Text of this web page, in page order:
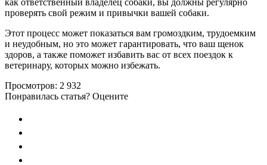
как ответственный владелец собаки, вы должны регулярно
проверять свой режим и привычки вашей собаки.
Этот процесс может показаться вам громоздким, трудоемким
и неудобным, но это может гарантировать, что ваш щенок
здоров, а также поможет избавить вас от всех поездок к
ветеринару, которых можно избежать.
Просмотров: 2 932
Понравилась статья? Оцените